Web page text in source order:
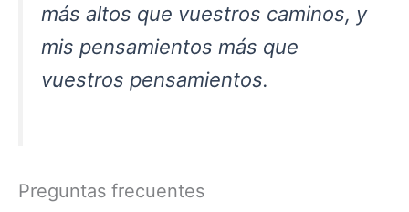
más altos que vuestros caminos, y
mis pensamientos más que
vuestros pensamientos.
Preguntas frecuentes